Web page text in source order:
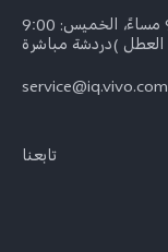
(السبت - الأربعاء : 9:00 صباحاً - 9:00 مساءً، الخميس: 9:00
service@iq.vivo.com
تابعنا